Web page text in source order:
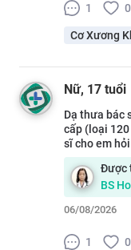
1 0
Cơ Xương
Nữ, 17 tuổi
Dạ thưa bác
cấp (loại
sĩ cho em
Được
BS
06/08/2026
1 0